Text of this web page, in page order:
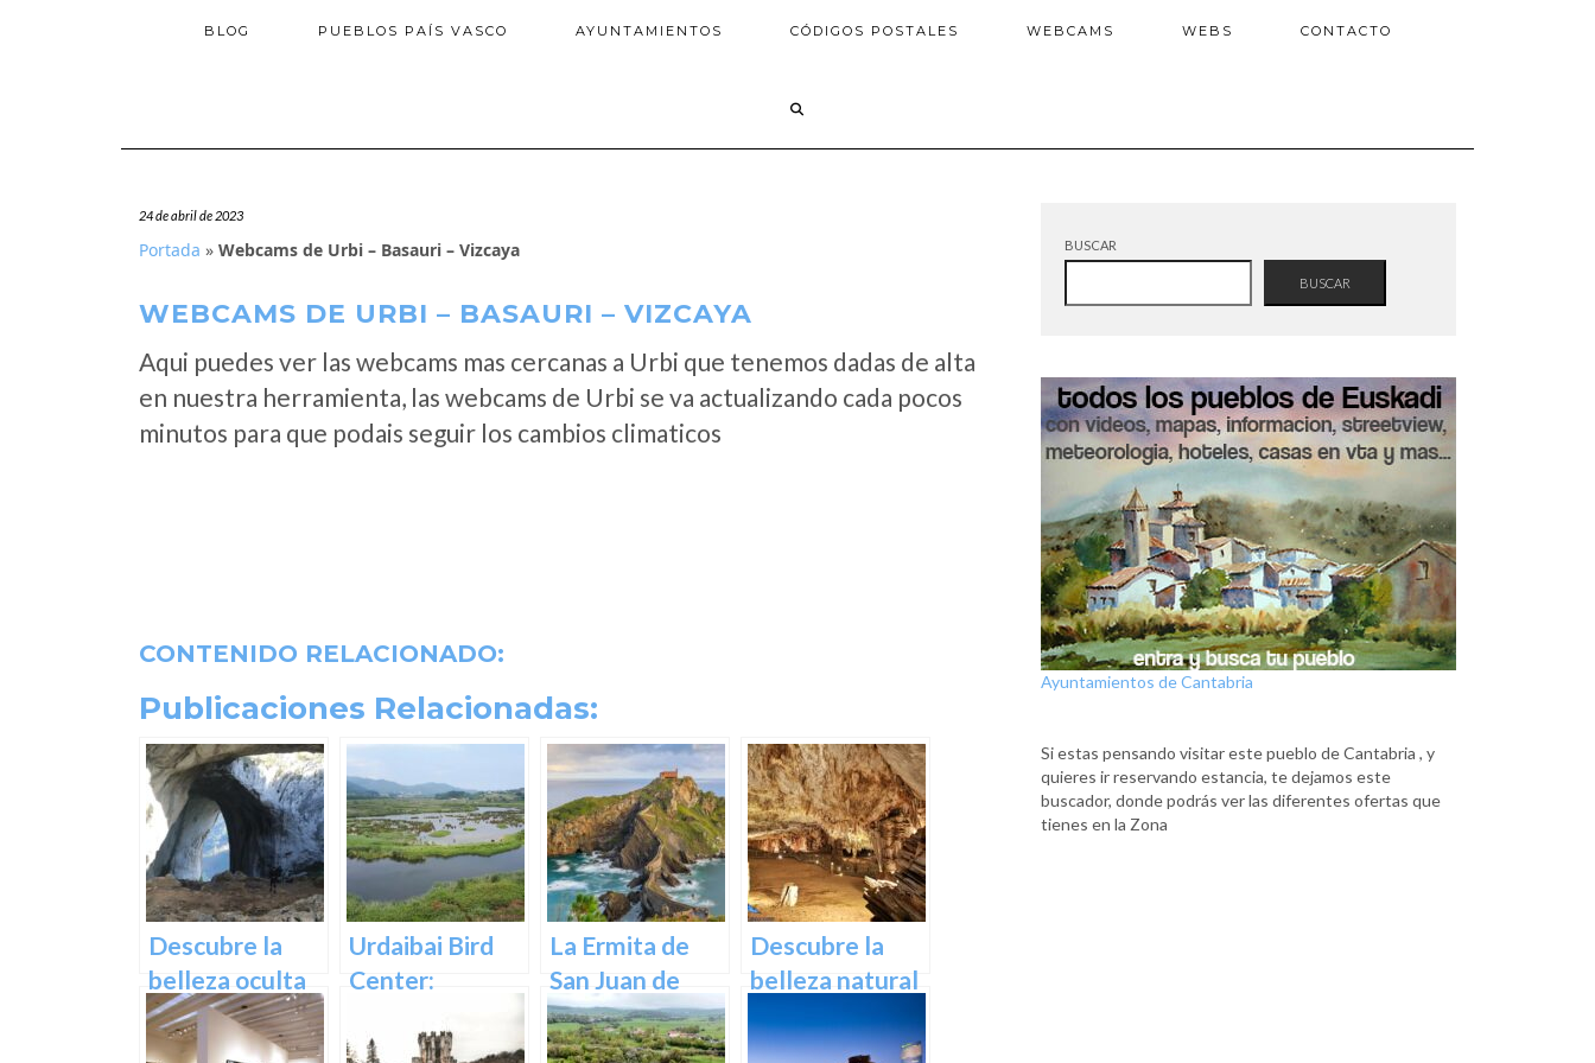
BLOG PUEBLOS PAÍS VASCO AYUNTAMIENTOS CÓDIGOS POSTALES WEBCAMS WEBS CONTACTO
24 de abril de 2023
Portada » Webcams de Urbi – Basauri – Vizcaya
WEBCAMS DE URBI – BASAURI – VIZCAYA
Aqui puedes ver las webcams mas cercanas a Urbi que tenemos dadas de alta
en nuestra herramienta, las webcams de Urbi se va actualizando cada pocos
minutos para que podais seguir los cambios climaticos
CONTENIDO RELACIONADO:
Publicaciones Relacionadas:
Descubre la
belleza oculta
de Guipuzcoa
en las Cuevas
Urdaibai Bird
Center:
vida de las aves
La Ermita de
San Juan de
Gaztelugatxe:
Historia, Ruta y
Descubre la
belleza natural
de Pozalagua:
BUSCAR
BUSCAR
Ayuntamientos de Cantabria
Si estas pensando visitar este pueblo de Cantabria , y
quieres ir reservando estancia, te dejamos este
buscador, donde podrás ver las diferentes ofertas que
tienes en la Zona